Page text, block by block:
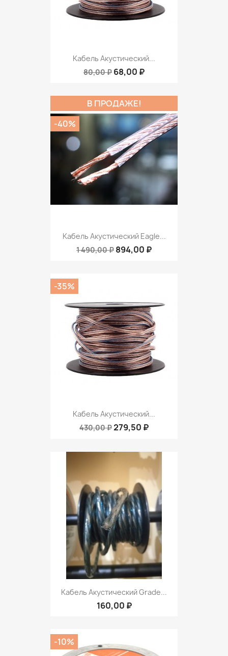
Кабель Акустический...
80,00 ₽ 68,00 ₽
Кабель Акустический Eagle...
1 490,00 ₽ 894,00 ₽
В ПРОДАЖЕ!
-40%
Кабель Акустический...
430,00 ₽279,50 ₽
-35%
Кабель Акустический Grade...
160,00 ₽
-10%